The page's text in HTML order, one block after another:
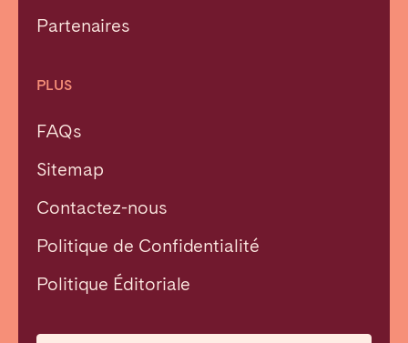
Partenaires
PLUS
FAQs
Sitemap
Contactez-nous
Politique de Confidentialité
Politique Éditoriale